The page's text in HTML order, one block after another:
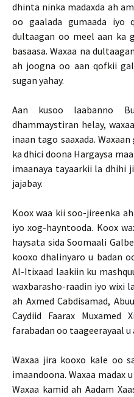
dhinta ninka madaxda ah
oo gaalada gumaada iyo
dultaagan oo meel aan ka
basaasa. Waxaa na
ah joogna oo aan qofkii
sugan yahay.
Aan kusoo laabanno
dhammaystiran helay,
inaan tago saaxada.
ka dhici doona Hargaysa
imaanaya tayaarkii la dhihi
jajabay.
Koox waa kii soo-jireenka
iyo xog-hayntooda. Koox
haysata sida Soomaali
kooxo dhalinyaro u badan
Al-Itixaad laakiin ku
waxbarasho-raadin iyo wixi
ah Axmed Cabdisamad,
Caydiid Faarax Muxamed
farabadan oo taageerayaal u
Waxaa jira kooxo kale oo
imaandoona. Waxaa madax
Waxaa kamid ah Aadam